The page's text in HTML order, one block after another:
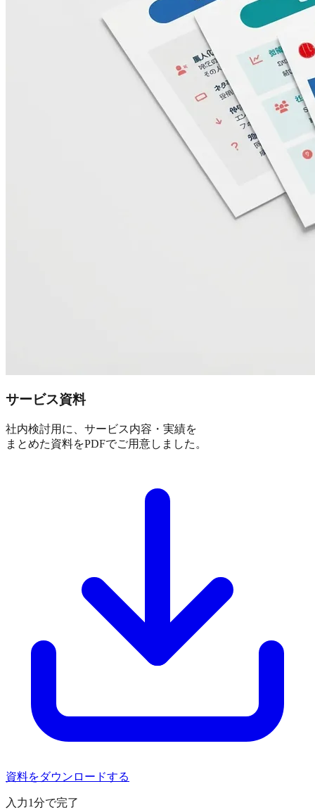
サービス資料
社内検討用に、サービス内容・実績を
まとめた資料をPDFでご用意しました。
資料をダウンロードする
入力1分で完了